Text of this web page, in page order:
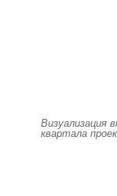
Визуализация
квартала